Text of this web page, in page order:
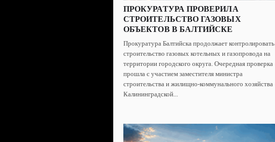
ПРОКУРАТУРА ПРОВЕРИЛА
СТРОИТЕЛЬСТВО ГАЗОВЫХ
ОБЪЕКТОВ В БАЛТИЙСКЕ
Прокуратура Балтийска продолжает контролировать
строительство газовых котельных и газопровода на
территории городского округа. Очередная проверка
прошла с участием заместителя министра
строительства и жилищно-коммунального хозяйства
Калининградской...